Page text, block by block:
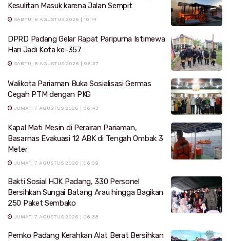
Kesulitan Masuk karena Jalan Sempit
SABTU, 8 AGUSTUS 2026 | 10:14
DPRD Padang Gelar Rapat Paripurna Istimewa
Hari Jadi Kota ke-357
SABTU, 8 AGUSTUS 2026 | 06:37
Walikota Pariaman Buka Sosialisasi Germas
Cegah PTM dengan PKG
JUMAT, 7 AGUSTUS 2026 | 06:43
Kapal Mati Mesin di Perairan Pariaman,
Basarnas Evakuasi 12 ABK di Tengah Ombak 3
Meter
JUMAT, 7 AGUSTUS 2026 | 06:39
Bakti Sosial HJK Padang, 330 Personel
Bersihkan Sungai Batang Arau hingga Bagikan
250 Paket Sembako
JUMAT, 7 AGUSTUS 2026 | 06:38
Pemko Padang Kerahkan Alat Berat Bersihkan